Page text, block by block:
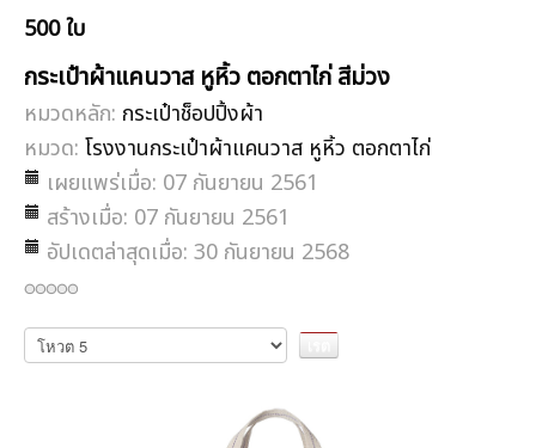
500 ใบ
กระเป๋าผ้าแคนวาส หูหิ้ว ตอกตาไก่ สีม่วง
หมวดหลัก: กระเป๋าช็อปปิ้งผ้า
หมวด: โรงงานกระเป๋าผ้าแคนวาส หูหิ้ว ตอกตาไก่
เผยแพร่เมื่อ: 07 กันยายน 2561
สร้างเมื่อ: 07 กันยายน 2561
อัปเดตล่าสุดเมื่อ: 30 กันยายน 2568
กรุณา
ให้